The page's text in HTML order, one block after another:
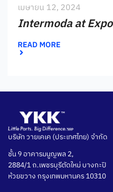
เมษายน 12, 2024
Intermoda at
READ MORE
บริษัท วายเคเค (ประเทศไทย) จำกัด
ชั้น 9 อาคารมนูญพล 2,
2884/1 ถ.เพชรบุรีตัดใหม่ บางกะปิ
ห้วยขวาง กรุงเทพมหานคร 10310